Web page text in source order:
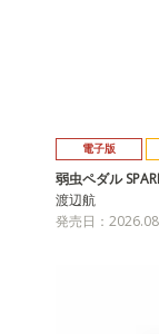
電子版
弱虫ペダル
渡辺航
発売日：